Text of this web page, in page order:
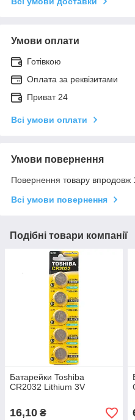
Умови оплати
Готівкою
Оплата за реквізитами
Приват 24
Всі умови оплати
Умови повернення
Повернення товару впродовж
Всі умови повернення
Подібні товари компанії
Батарейки Toshiba
CR2032 Lithium 3V
16,10 ₴